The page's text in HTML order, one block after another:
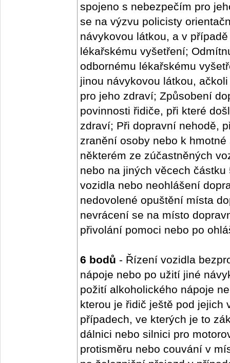
spojeno s nebezpečím pro
se na výzvu policisty
návykovou látkou, a v
lékařskému vyšetření;
odbornému lékařskému
jinou návykovou látkou,
pro jeho zdraví; Způsobení
povinnosti řidiče, při které
zdraví; Při dopravní nehodě,
zranění osoby nebo k
některém ze zúčastněných
nebo na jiných věcech
vozidla nebo neohlášení
nedovolené opuštění místa
nevrácení se na místo
přivolání pomoci nebo po
6 bodů - Řízení vozidla
nápoje nebo po užití jiné
požití alkoholického nápoje
kterou je řidič ještě pod jejich
případech, ve kterých je to
dálnici nebo silnici pro
protisměru nebo couvání v